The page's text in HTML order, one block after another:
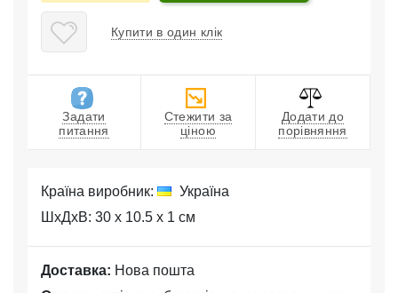
Купити в один клік
Задати
питання
Стежити за
ціною
Додати до
порівняння
Країна виробник:
Україна
ШхДхВ: 30 x 10.5 x 1 см
Доставка: Нова пошта